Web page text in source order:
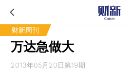
财新周刊
万达急做大
2013年05月20日第19期